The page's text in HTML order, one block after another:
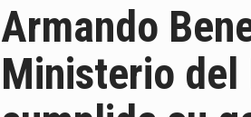
Armando
Ministerio